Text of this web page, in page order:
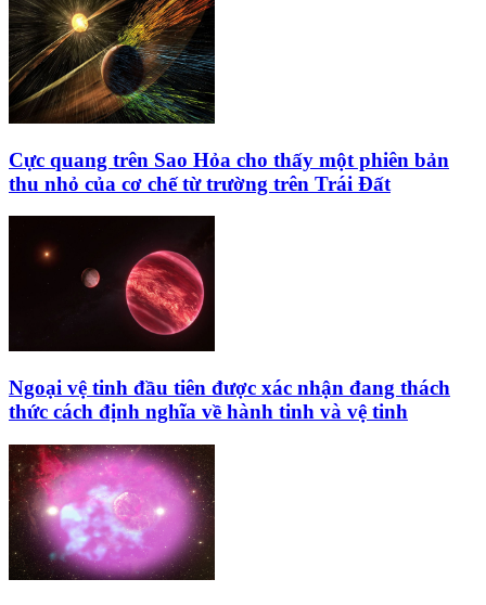
Cực quang trên Sao Hỏa cho thấy một phiên bản
thu nhỏ của cơ chế từ trường trên Trái Đất
Ngoại vệ tinh đầu tiên được xác nhận đang thách
thức cách định nghĩa về hành tinh và vệ tinh